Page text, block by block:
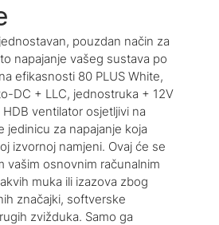
pouzdan način za
napajanje vašeg sustava po
efikasnosti 80 PLUS White,
DC + LLC, jednostruka + 12V
HDB ventilator osjetljivi na
jedinicu za napajanje koja
izvornoj namjeni. Ovaj će se
vašim osnovnim računalnim
muka ili izazova zbog
značajki, softverske
zvižduka. Samo ga